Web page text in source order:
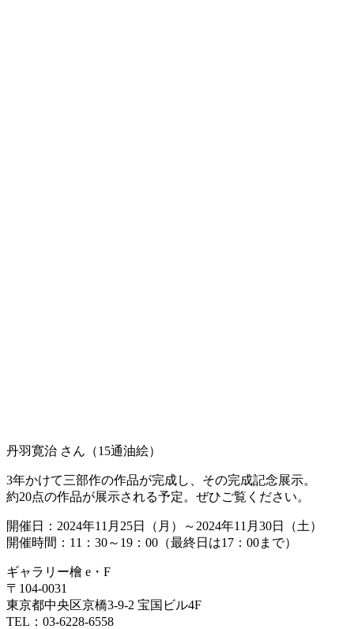
丹羽寛治 さん（15通油絵）
3年かけて三部作の作品が完成し、その完成記念展示。
約20点の作品が展示される予定。ぜひご覧ください。
開催日：2024年11月25日（月）～2024年11月30日（土）
開催時間：11：30～19：00（最終日は17：00まで）
ギャラリー檜 e・F
〒104-0031
東京都中央区京橋3-9-2 宝国ビル4F
TEL：03-6228-6558